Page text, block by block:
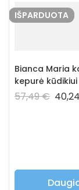
IŠPARDUOTA
Bianca Maria
kepurė
spalva
57,49€ 40,24